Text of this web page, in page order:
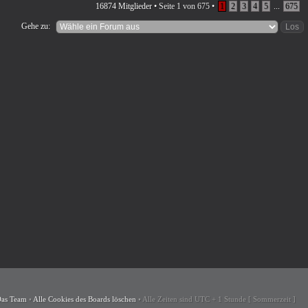
16874 Mitglieder • Seite 1 von 675 • 1 2 3 4 5 ... 675
Gehe zu:
Team • Alle Cookies des Boards löschen • Alle Zeiten sind UTC + 1 Stunde [ Sommerzeit ]